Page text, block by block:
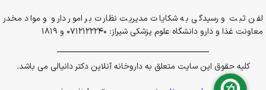
لفن ثبت و رسیدگی به شکایات مدیریت نظارت بر امور دارو و مواد مخدر
معاونت غذا و دارو دانشگاه علوم پزشکی شیراز: 0712122240 و 1819
کلیه حقوق این سایت متعلق به داروخانه آنلاین دکتر دانیالی می باشد.